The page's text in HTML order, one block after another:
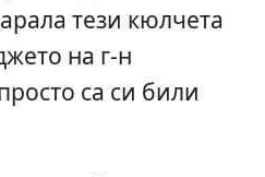
тези кюлчета
на г-н
са си били